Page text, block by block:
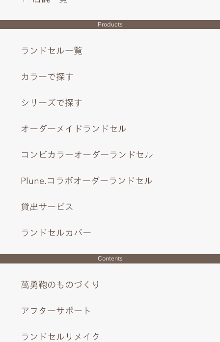
Products
ランドセル一覧
カラーで探す
シリーズで探す
オーダーメイドランドセル
コンビカラーオーダーランドセル
Plune.コラボオーダーランドセル
貸出サービス
ランドセルカバー
Contents
萬勇鞄のものづくり
アフターサポート
ランドセルリメイク